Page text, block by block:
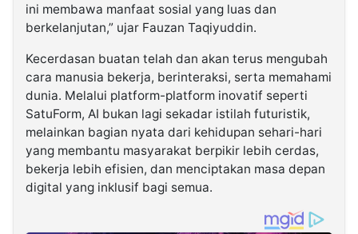
ini membawa manfaat sosial yang luas dan
berkelanjutan,” ujar Fauzan Taqiyuddin.
Kecerdasan buatan telah dan akan terus mengubah
cara manusia bekerja, berinteraksi, serta memahami
dunia. Melalui platform-platform inovatif seperti
SatuForm, AI bukan lagi sekadar istilah futuristik,
melainkan bagian nyata dari kehidupan sehari-hari
yang membantu masyarakat berpikir lebih cerdas,
bekerja lebih efisien, dan menciptakan masa depan
digital yang inklusif bagi semua.